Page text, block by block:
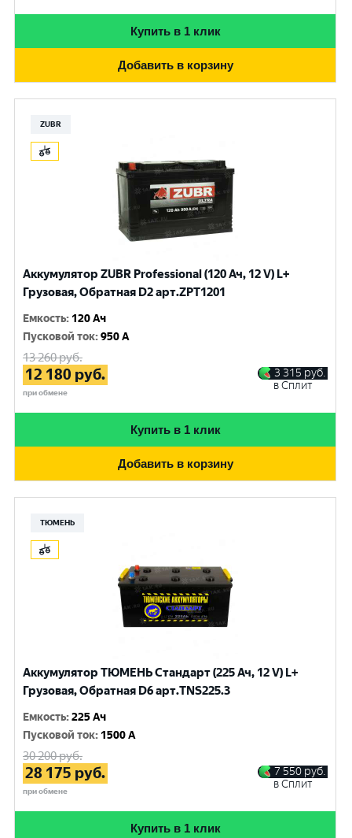
Купить в 1 клик
Добавить в корзину
ZUBR
Аккумулятор ZUBR Professional (120 Ач, 12 V) L+
Грузовая, Обратная D2 арт.ZPT1201
Емкость: 120 Ач
Пусковой ток:950 A
13 260руб.
12 180 руб.
при обмене
3 315 руб.
в Сплит
Купить в 1 клик
Добавить в корзину
ТЮМЕНЬ
Аккумулятор ТЮМЕНЬ Стандарт (225 Ач, 12 V) L+
Грузовая, Обратная D6 арт.TNS225.3
Емкость:225 Ач
Пусковой ток: 1500 A
30 200руб.
28 175 руб.
при обмене
7 550 руб.
в Сплит
Купить в 1 клик